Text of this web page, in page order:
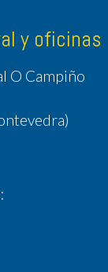
y oficinas
O Campiño